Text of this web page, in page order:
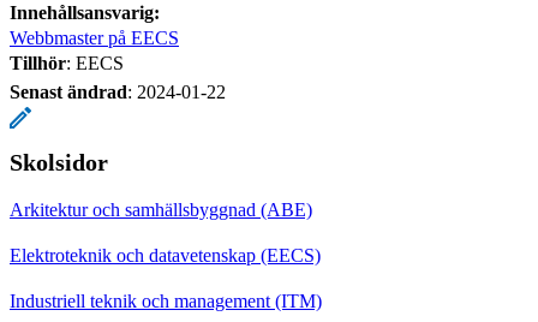
Innehållsansvarig:
Webbmaster på EECS
Tillhör: EECS
Senast ändrad: 2024-01-22
Skolsidor
Arkitektur och samhällsbyggnad (ABE)
Elektroteknik och datavetenskap (EECS)
Industriell teknik och management (ITM)